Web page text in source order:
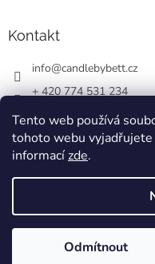
Tento web používá
tohoto webu vyjadřujete
informacízde.
Odmítnout
Kontakt
info@candlebybett.cz
+ 420 774 531 234
bett_candle_wax
Copyright 2026